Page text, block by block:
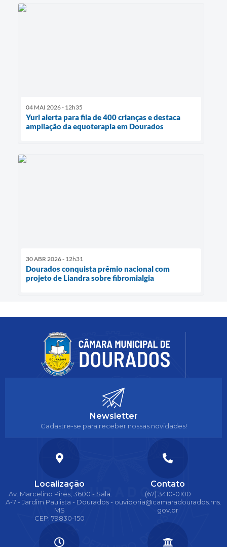
04 MAI 2026 - 12h35
Yuri alerta para fila de 400 crianças e destaca
ampliação da equoterapia em Dourados
30 ABR 2026 - 12h31
Dourados conquista prêmio nacional com
projeto de Liandra sobre fibromialgia
Newsletter
Cadastre-se para receber nossas novidades!
Localização
Av. Marcelino Pires, 3600 - Sala
A-7 - Jardim Paulista - Dourados -
MS
CEP: 79830-150
Contato
(67) 3410-0100
ouvidoria@camaradourados.ms.
gov.br